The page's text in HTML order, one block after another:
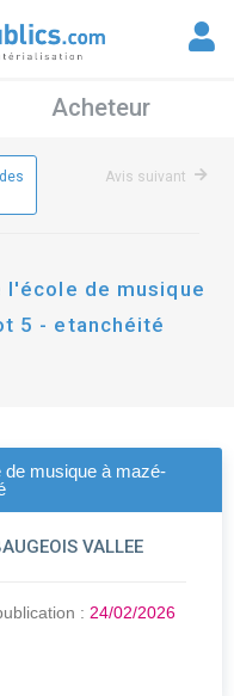
Acheteur
Avis suivant
l'école de musique
5 - etanchéité
de musique à mazé-
VALLEE
:24/02/2026